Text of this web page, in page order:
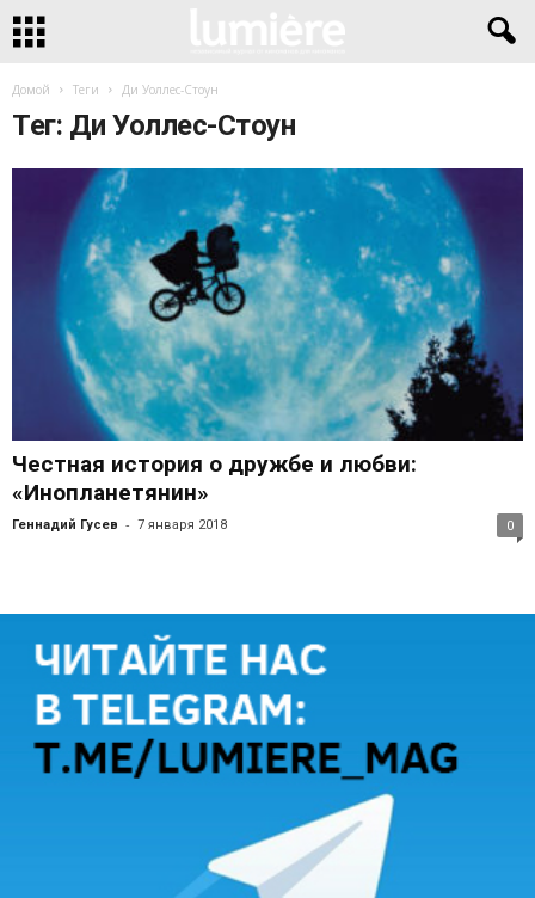
Домой Теги Ди Уоллес-Стоун
Тег: Ди Уоллес-Стоун
Честная история о дружбе и любви:
«Инопланетянин»
Геннадий Гусев - 7 января 2018 0